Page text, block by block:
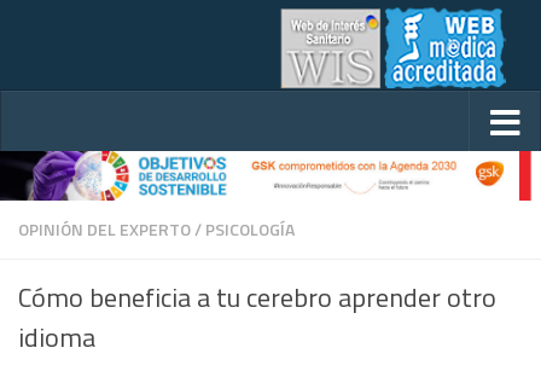
OPINIÓN DEL EXPERTO/PSICOLOGÍA
Cómo beneficia a tu cerebro aprender otro
idioma